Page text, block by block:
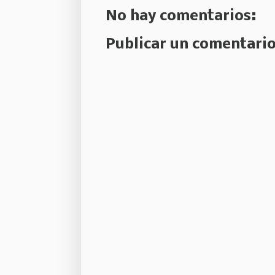
No hay comentarios:
Publicar un